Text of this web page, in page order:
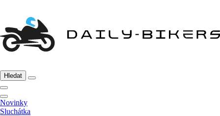
Hledat
Novinky
Sluchátka